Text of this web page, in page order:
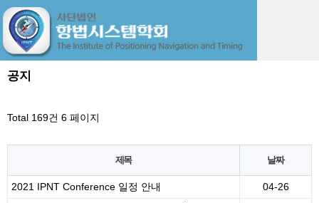
공지
Total 169건 6 페이지
제목 날짜
2021 IPNT Conference 일정 안내
04-26